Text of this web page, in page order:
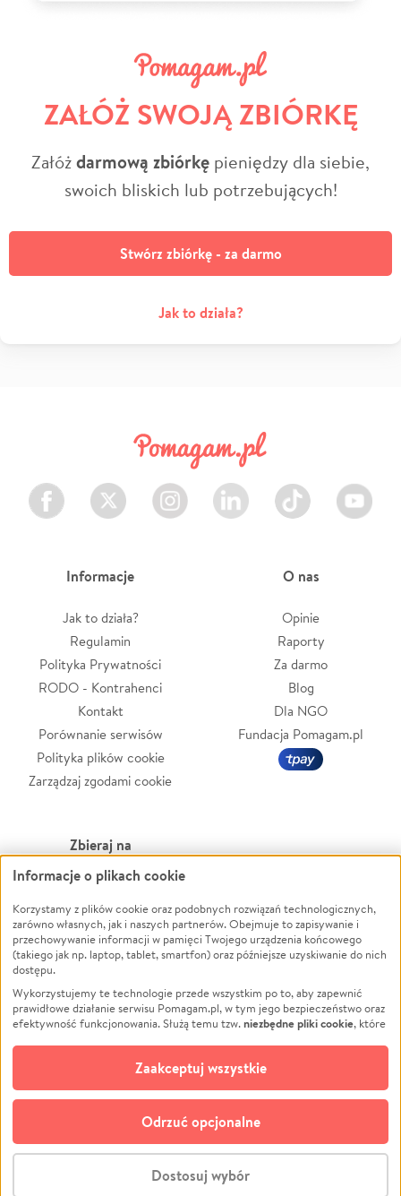
ZAŁÓŻ SWOJĄ ZBIÓRKĘ
Załóżdarmową zbiórkę pieniędzy dla siebie,
swoich bliskich lub potrzebujących!
Stwórz zbiórkę - za darmo
Jak to działa?
Facebook Twitter Instagram LinkedIn TikTok Youtube
Informacje
Jak to działa?
Regulamin
Polityka Prywatności
RODO - Kontrahenci
Kontakt
Porównanie serwisów
Polityka plików cookie
Zarządzaj zgodami cookie
O nas
Opinie
Raporty
Za darmo
Blog
Dla NGO
Fundacja Pomagam.pl
Zbieraj na
Leczenie
Zwierzęta
Pożar
Ukraina
Pomoc Finansowa
Projekty
Pogrzeb
Społeczność lokalna
Kultura
Powódź
Wichura
NGO
Edukacja
Podróż
Impreza
Ochrona środowiska
Biznes
© CROWDING SP. Z O.O.
Informacje o plikach cookie
Korzystamy z plików cookie oraz podobnych rozwiązań technologicznych,
zarówno własnych, jak i naszych partnerów. Obejmuje to zapisywanie i
przechowywanie informacji w pamięci Twojego urządzenia końcowego
(takiego jak np. laptop, tablet, smartfon) oraz późniejsze uzyskiwanie do nich
dostępu.
Wykorzystujemy te technologie przede wszystkim po to, aby zapewnić
prawidłowe działanie serwisu Pomagam.pl, w tym jego bezpieczeństwo oraz
efektywność funkcjonowania. Służą temu tzw.niezbędne pliki cookie, które
opcjonalnych plików cookie
technologii do celów analitycznych i retargetingowych. Możesz wyrazić
zgodę na ich stosowanie lub jej odmówić. W dowolnym momencie masz
możliwość zmiany swoich preferencji na stronie „Zarządzaj zgodami cookie”,
do której link znajdziesz w stopce serwisu Pomagam.pl. Opcjonalne pliki
cookie wykorzystywane są w następujących celach:
działanie serwisu Pomagam.pl. Dzięki nim możemy zrozumieć, jak
Dostosuj wybór
Odrzuć opcjonalne
Zaakceptuj wszystkie